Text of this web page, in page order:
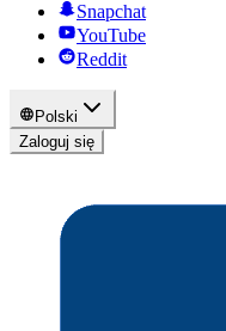
Snapchat
YouTube
Reddit
Polski
Zaloguj się